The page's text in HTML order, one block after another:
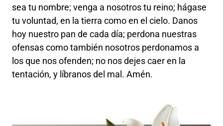
sea tu nombre; venga a nosotros tu reino; hágase
tu voluntad, en la tierra como en el cielo. Danos
hoy nuestro pan de cada día; perdona nuestras
ofensas como también nosotros perdonamos a
los que nos ofenden; no nos dejes caer en la
tentación, y líbranos del mal. Amén.